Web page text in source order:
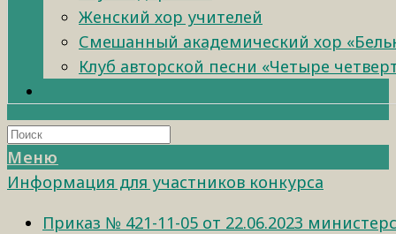
Женский хор учителей
Смешанный академический хор
Клуб авторской песни «Четыре
Меню
Информация для участников конкурса
Приказ № 421-11-05 от 22.06.2023